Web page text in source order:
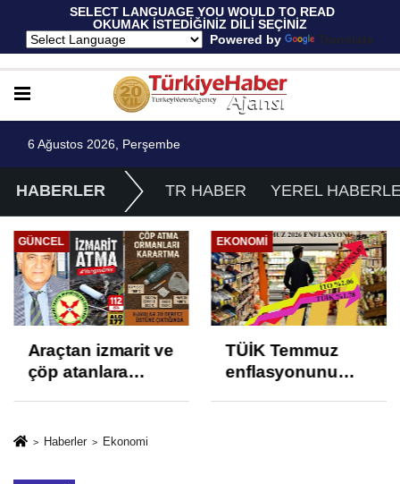
SELECT LANGUAGE YOU WOULD TO READ
OKUMAK İSTEDİĞİNİZ DİLİ SEÇİNİZ
Powered by
Translate
6 Ağustos 2026, Perşembe
HABERLER TR HABER YEREL
GÜNCEL
Araçtan izmarit ve
çöp atanlara
izmariti
EKONOMI
TÜİK Temmuz
enflasyonunu
Haberler Ekonomi